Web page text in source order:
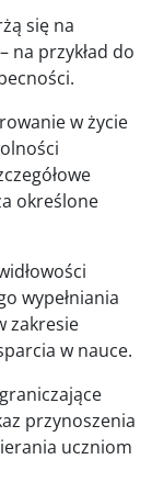
się na
na przykład do
w życie
określone
wypełniania
zakresie
w nauce.
przynoszenia
uczniom